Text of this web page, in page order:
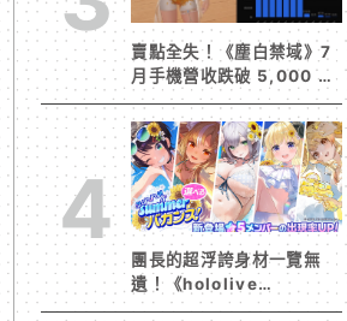
賣點全失！《塵白禁域》7
月手機營收跌破 5,000 美
元 停服整改後玩家大量流
失
4
團長的超浮誇身材一覽無
遺！《hololive
Dreams》首波夏日活動今